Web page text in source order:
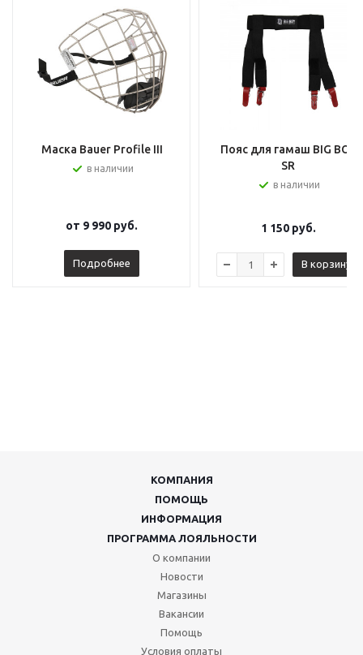
Маска Bauer Profile III
в наличии
от 9 990 руб.
Подробнее
Пояс для гамаш BIG BOY
SR
в наличии
1 150руб.
В корзину
КОМПАНИЯ
ПОМОЩЬ
ИНФОРМАЦИЯ
ПРОГРАММА ЛОЯЛЬНОСТИ
О компании
Новости
Магазины
Вакансии
Помощь
Условия оплаты